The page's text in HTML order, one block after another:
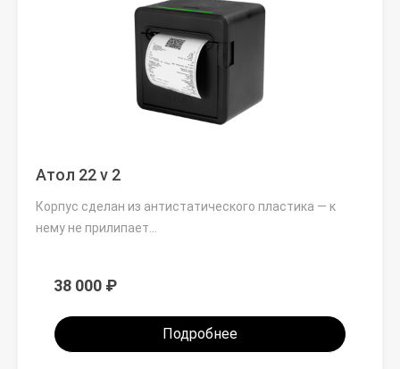
Атол 22 v 2
Корпус сделан из антистатического пластика — к
нему не прилипает…
38 000 ₽
Подробнее